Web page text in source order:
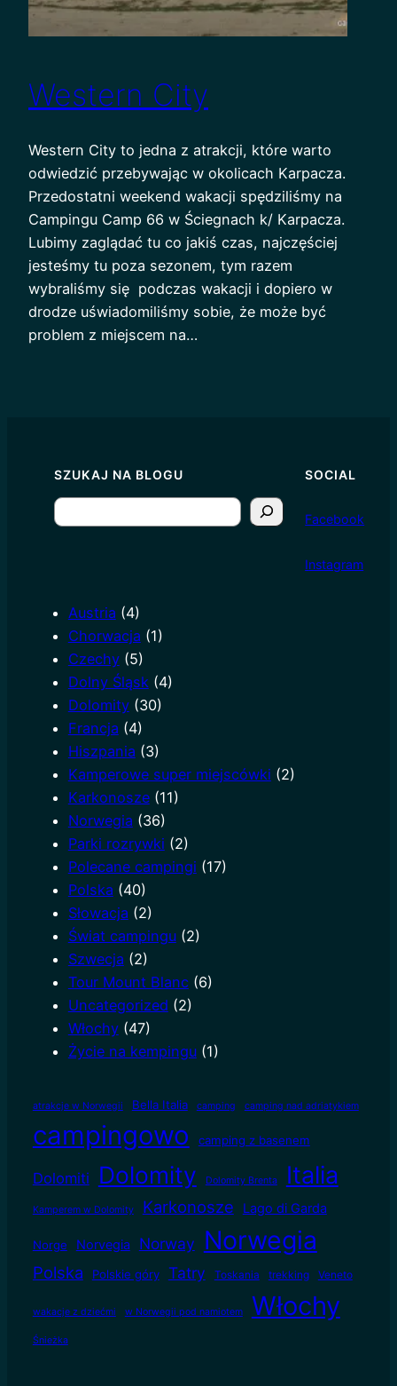
Western City
Western City to jedna z atrakcji, które warto
odwiedzić przebywając w okolicach Karpacza.
Przedostatni weekend wakacji spędziliśmy na
Campingu Camp 66 w Ściegnach k/ Karpacza.
Lubimy zaglądać tu co jakiś czas, najczęściej
jesteśmy tu poza sezonem, tym razem
wybraliśmy się podczas wakacji i dopiero w
drodze uświadomiliśmy sobie, że może być
problem z miejscem na…
SZUKAJ NA BLOGU
S
e
SOCIAL
Facebook
Instagram
Austria (4)
Chorwacja (1)
Czechy(5)
Dolny Śląsk(4)
Dolomity(30)
Francja (4)
Hiszpania (3)
Kamperowe super miejscówki (2)
Karkonosze(11)
Norwegia (36)
Parki rozrywki (2)
Polecane campingi (17)
Polska (40)
Słowacja (2)
Świat campingu(2)
Szwecja (2)
Tour Mount Blanc(6)
Uncategorized (2)
Włochy(47)
Życie na kempingu(1)
atrakcje w Norwegii Bella Italia camping camping nad adriatykiem
campingowo camping z basenem
Dolomiti Dolomity Dolomity Brenta Italia
Kamperem w Dolomity Karkonosze Lago di Garda
Norge Norvegia Norway Norwegia
Polska Polskie góry Tatry Toskania trekking Veneto
wakacje z dziećmi w Norwegii pod namiotem Włochy
Śnieżka